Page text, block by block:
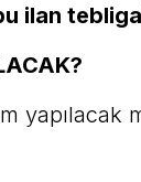
ilan